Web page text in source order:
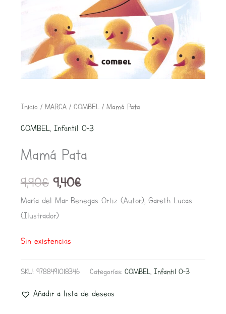
Inicio / MARCA/ COMBEL/ Mamá Pata
COMBEL, Infantil 0-3
Mamá Pata
9,90€
El
precio
original
era:
9,40€
El
precio
actual
es:
María del Mar Benegas Ortiz (Autor), Gareth Lucas
(Ilustrador)
Sin existencias
SKU: 9788491018346 Categorías: COMBEL, Infantil 0-3
Añadir a lista de deseos